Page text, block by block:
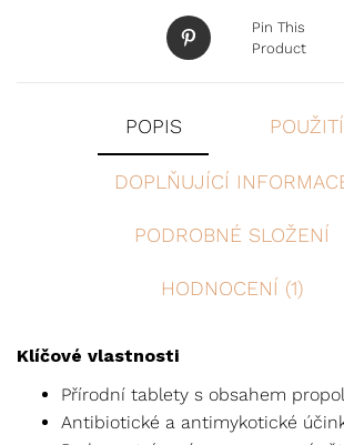
Pin This
Product
POPIS POUŽITÍ
DOPLŇUJÍCÍ
PODROBNÉ SLOŽENÍ
HODNOCENÍ (1)
Klíčové vlastnosti
Přírodní tablety s obsahem
Antibiotické a antimykotické